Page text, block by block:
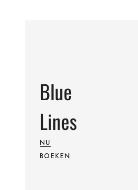
Blue
Lines
NU
BOEKEN